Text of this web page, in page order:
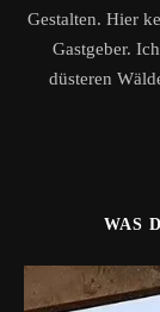
Gestalten. Hier
Gastgeber.
düsteren
WAS